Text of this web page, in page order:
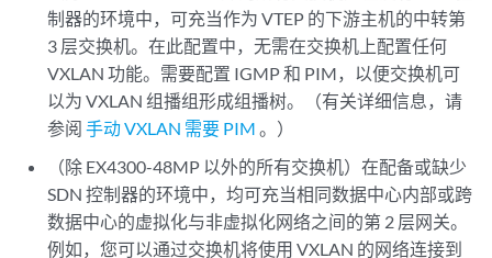
制器的环境中，可充当作为 VTEP 的下游主机的中转第
3 层交换机。在此配置中，无需在交换机上配置任何
VXLAN 功能。需要配置 IGMP 和 PIM，以便交换机可
以为 VXLAN 组播组形成组播树。（有关详细信息，请
参阅手动 VXLAN 需要 PIM 。）
（除 EX4300-48MP 以外的所有交换机）在配备或缺少
SDN 控制器的环境中，均可充当相同数据中心内部或跨
数据中心的虚拟化与非虚拟化网络之间的第 2 层网关。
例如，您可以通过交换机将使用 VXLAN 的网络连接到